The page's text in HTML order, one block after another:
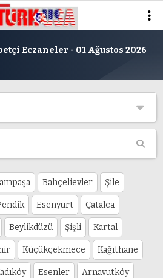
Eczaneler - 01 Ağustos 2026
Bahçelievler Şile
Esenyurt Çatalca
Beylikdüzü Şişli Kartal
Küçükçekmece Kağıthane
Esenler Arnavutköy